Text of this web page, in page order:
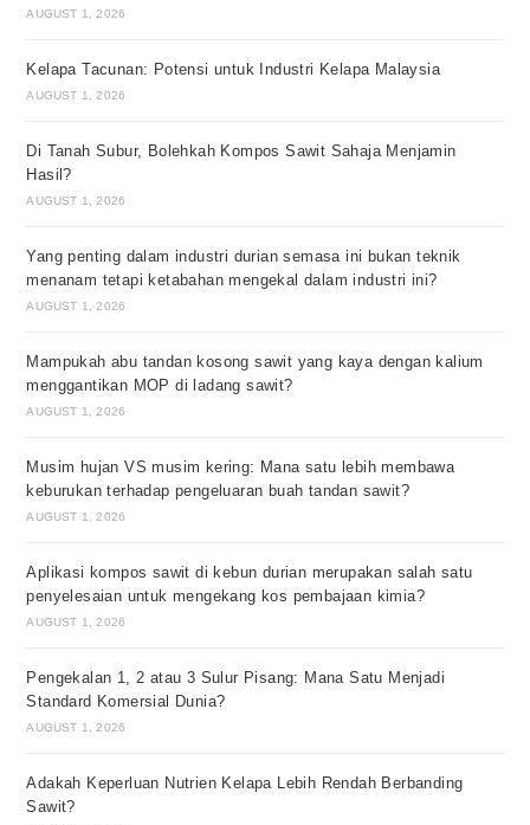
AUGUST 1, 2026
Kelapa Tacunan: Potensi untuk Industri Kelapa Malaysia
AUGUST 1, 2026
Di Tanah Subur, Bolehkah Kompos Sawit Sahaja Menjamin
Hasil?
AUGUST 1, 2026
Yang penting dalam industri durian semasa ini bukan teknik
menanam tetapi ketabahan mengekal dalam industri ini?
AUGUST 1, 2026
Mampukah abu tandan kosong sawit yang kaya dengan kalium
menggantikan MOP di ladang sawit?
AUGUST 1, 2026
Musim hujan VS musim kering: Mana satu lebih membawa
keburukan terhadap pengeluaran buah tandan sawit?
AUGUST 1, 2026
Aplikasi kompos sawit di kebun durian merupakan salah satu
penyelesaian untuk mengekang kos pembajaan kimia?
AUGUST 1, 2026
Pengekalan 1, 2 atau 3 Sulur Pisang: Mana Satu Menjadi
Standard Komersial Dunia?
AUGUST 1, 2026
Adakah Keperluan Nutrien Kelapa Lebih Rendah Berbanding
Sawit?